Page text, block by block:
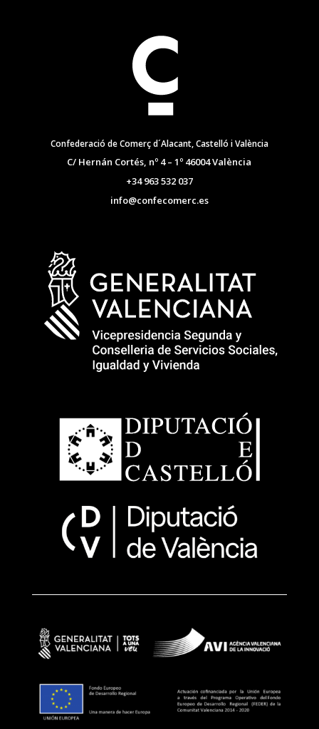
Confederació de Comerç d´Alacant, Castelló i València
C/ Hernán Cortés, nº 4 – 1º 46004 València
+34 963 532 037
info@confecomerc.es